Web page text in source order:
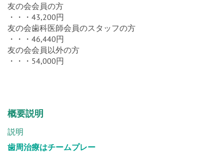
友の会会員の方
・・・43,200円
友の会歯科医師会員のスタッフの方
・・・46,440円
友の会会員以外の方
・・・54,000円
概要説明
説明
歯周治療はチームプレー